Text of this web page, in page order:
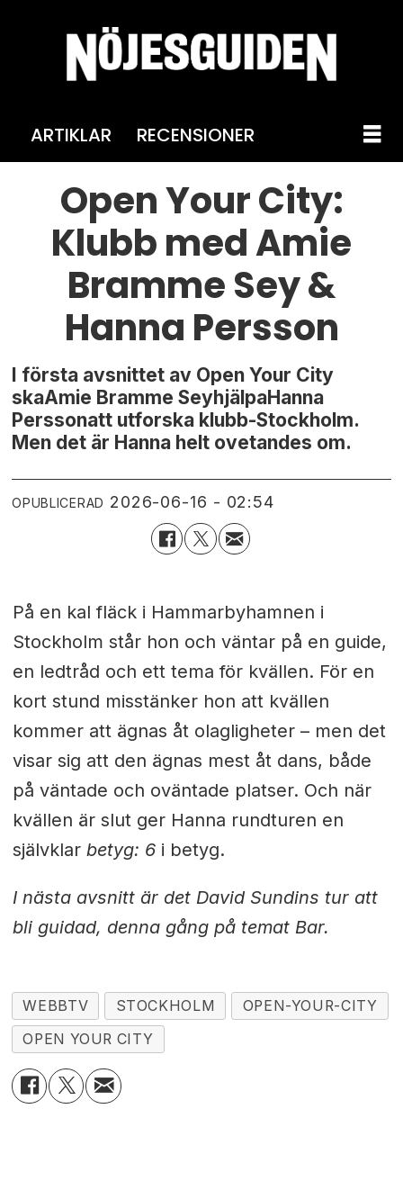
ARTIKLAR RECENSIONER
Open Your City:
Klubb med Amie
Bramme Sey &
Hanna Persson
I första avsnittet av Open Your City
skaAmie Bramme SeyhjälpaHanna
Perssonatt utforska klubb-Stockholm.
Men det är Hanna helt ovetandes om.
OPUBLICERAD 2026-06-16 - 02:54
På en kal fläck i Hammarbyhamnen i
Stockholm står hon och väntar på en guide,
en ledtråd och ett tema för kvällen. För en
kort stund misstänker hon att kvällen
kommer att ägnas åt olagligheter – men det
visar sig att den ägnas mest åt dans, både
på väntade och oväntade platser. Och när
kvällen är slut ger Hanna rundturen en
självklar betyg: 6i betyg.
I nästa avsnitt är det David Sundins tur att
bli guidad, denna gång på temat Bar.
WEBBTV STOCKHOLM
OPEN-YOUR-CITY
OPEN YOUR CITY